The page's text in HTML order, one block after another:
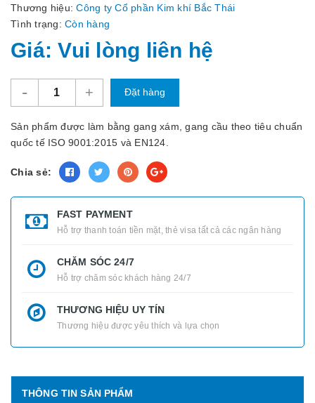
Thương hiệu: Công ty Cổ phần Kim khí Bắc Thái
Tình trạng: Còn hàng
Giá: Vui lòng liên hệ
- + Đặt hàng
Sản phẩm được làm bằng gang xám, gang cầu theo tiêu chuẩn
quốc tế ISO 9001:2015 và EN124.
Chia sẻ:
FAST PAYMENT
Hỗ trợ thanh toán tiền mặt, thẻ visa tất cả các ngân hàng
CHĂM SÓC 24/7
Hỗ trợ chăm sóc khách hàng 24/7
THƯƠNG HIỆU UY TÍN
Thương hiệu được yêu thích và lựa chọn
THÔNG TIN SẢN PHẨM